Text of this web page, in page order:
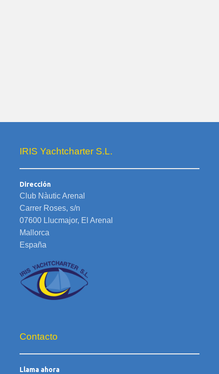
IRIS Yachtcharter S.L.
Dirección
Club Nàutic Arenal
Carrer Roses, s/n
07600 Llucmajor, El Arenal
Mallorca
España
Contacto
Llama ahora